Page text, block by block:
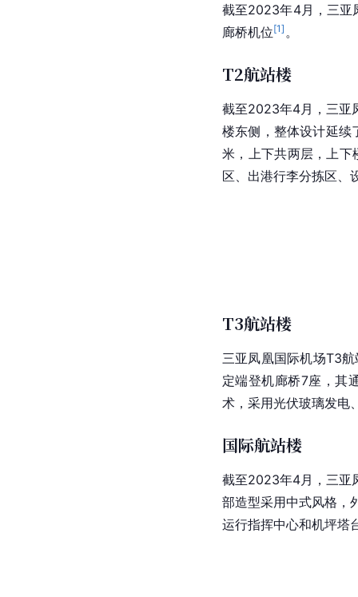
截至2023年4月，三亚
廊桥机位[1] 。
T2航站楼
截至2023年4月，三亚
楼东侧，整体设计延续
米，上下共两层，上
区、出港行李分拣区、
T3航站楼
三亚凤凰国际机场T3
定端登机廊桥7座，其
术，采用光伏玻璃发电
国际航站楼
截至2023年4月，三亚
部造型采用中式风格，
运行指挥中心和机坪塔